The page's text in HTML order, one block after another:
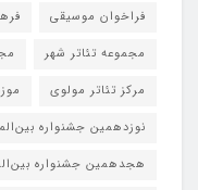
فراخوان موسیقی
مجموعه تئاتر شهر
مرکز تئاتر مولوی
نوزدهمین جشنواره
هجدهمین جشنواره